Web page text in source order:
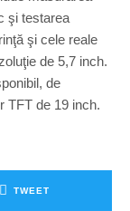
şi testarea
şi cele reale
de 5,7 inch.
de
TFT de 19 inch.
TWEET